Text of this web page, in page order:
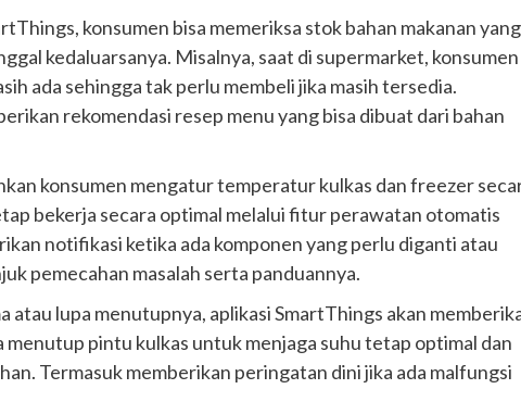
konsumen bisa memeriksa stok bahan makanan yang
kedaluarsanya. Misalnya, saat di supermarket, konsumen
ada sehingga tak perlu membeli jika masih tersedia.
rekomendasi resep menu yang bisa dibuat dari bahan
konsumen mengatur temperatur kulkas dan freezer
bekerja secara optimal melalui fitur perawatan otomatis
notifikasi ketika ada komponen yang perlu diganti atau
pemecahan masalah serta panduannya.
atau lupa menutupnya, aplikasi SmartThings akan
menutup pintu kulkas untuk menjaga suhu tetap optimal dan
Termasuk memberikan peringatan dini jika ada malfungsi